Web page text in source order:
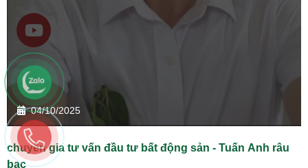
04/10/2025
chuyên gia tư vấn đầu tư bất động sản - Tuấn Anh râu
bạc